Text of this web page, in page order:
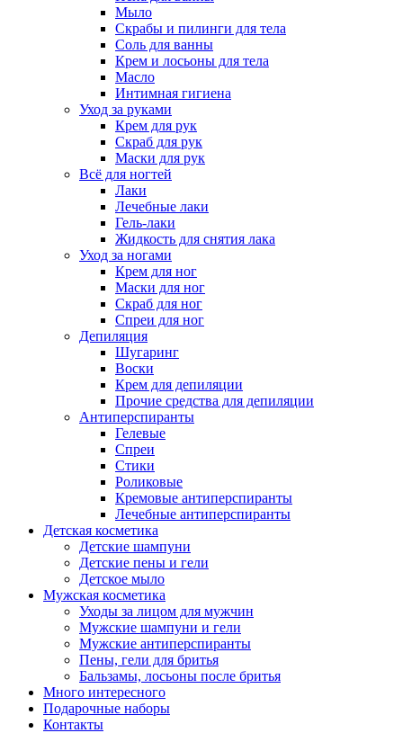
Мыло
Скрабы и пилинги для тела
Соль для ванны
Крем и лосьоны для тела
Масло
Интимная гигиена
Уход за руками
Крем для рук
Скраб для рук
Маски для рук
Всё для ногтей
Лаки
Лечебные лаки
Гель-лаки
Жидкость для снятия лака
Уход за ногами
Крем для ног
Маски для ног
Скраб для ног
Спреи для ног
Депиляция
Шугаринг
Воски
Крем для депиляции
Прочие средства для депиляции
Антиперспиранты
Гелевые
Спреи
Стики
Роликовые
Кремовые антиперспиранты
Лечебные антиперспиранты
Детская косметика
Детские шампуни
Детские пены и гели
Детское мыло
Мужская косметика
Уходы за лицом для мужчин
Мужские шампуни и гели
Мужские антиперспиранты
Пены, гели для бритья
Бальзамы, лосьоны после бритья
Много интересного
Подарочные наборы
Контакты